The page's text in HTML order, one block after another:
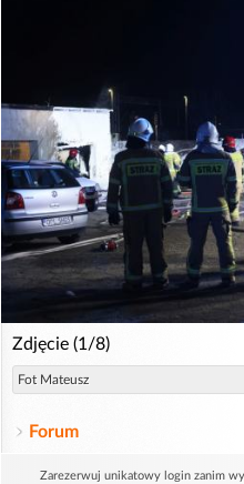
Zdjęcie (1/8)
Fot Mateusz
Forum
Zarezerwuj unikatowy login zanim